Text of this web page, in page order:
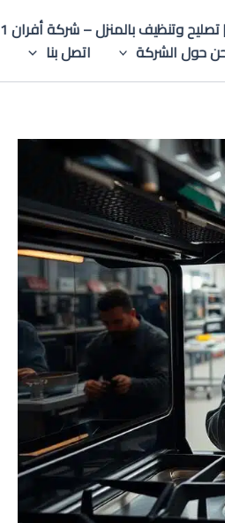
وتنظيف بالمنزل – شركة أفران 1
حول الشركة اتصل بنا